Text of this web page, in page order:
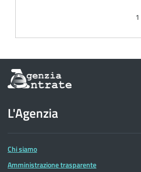
1
Informazioni
sul
dell'Agenzia
delle
Entrate
L'Agenzia
Chi siamo
Amministrazione trasparente